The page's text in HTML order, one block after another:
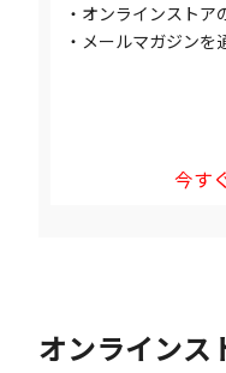
・オンラインスト
・メールマガジン
今す
オンラインス